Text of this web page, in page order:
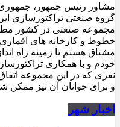
مشاور رئیس جمهور، جمهوری
گروه صنعتی تراکتورسازی
مجموعه صنعتی در کشور
خطوط و کارخانه های
مشتاق هستم تا زمینه راه
خودم و با همکاری
نفری که در این مجموعه
و برای جوانان آن نیز ممکن
اخبار شهر